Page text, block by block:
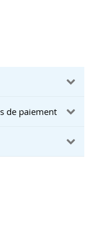
de paiement